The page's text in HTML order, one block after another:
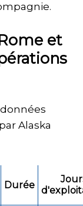
et
Alaska
Durée